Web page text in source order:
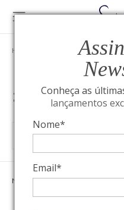
Conheça as
lançamentos
Nome*
Email*
HOME ADMIN
admin
NAVEGUE POR CATEGORIAS